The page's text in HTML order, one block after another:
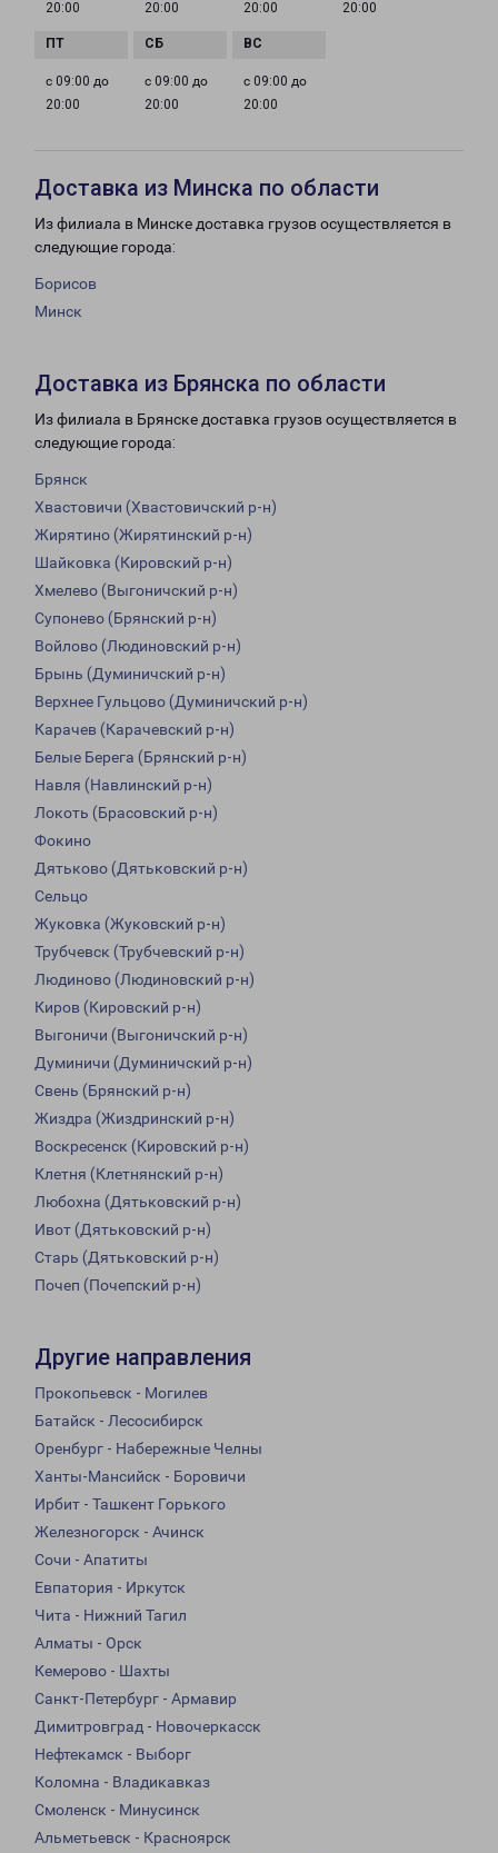
20:00
20:00
20:00
20:00
с 09:00 до
20:00
с 09:00 до
20:00
с 09:00 до
20:00
Доставка из Минска по области
Из филиала в Минске доставка грузов осуществляется в
следующие города:
Борисов
Минск
Доставка из Брянска по области
Из филиала в Брянске доставка грузов осуществляется в
следующие города:
Брянск
Хвастовичи (Хвастовичский р-н)
Жирятино (Жирятинский р-н)
Шайковка (Кировский р-н)
Хмелево (Выгоничский р-н)
Супонево (Брянский р-н)
Войлово (Людиновский р-н)
Брынь (Думиничский р-н)
Верхнее Гульцово (Думиничский р-н)
Карачев (Карачевский р-н)
Белые Берега (Брянский р-н)
Навля (Навлинский р-н)
Локоть (Брасовский р-н)
Фокино
Дятьково (Дятьковский р-н)
Сельцо
Жуковка (Жуковский р-н)
Трубчевск (Трубчевский р-н)
Людиново (Людиновский р-н)
Киров (Кировский р-н)
Выгоничи (Выгоничский р-н)
Думиничи (Думиничский р-н)
Свень (Брянский р-н)
Жиздра (Жиздринский р-н)
Воскресенск (Кировский р-н)
Клетня (Клетнянский р-н)
Любохна (Дятьковский р-н)
Ивот (Дятьковский р-н)
Старь (Дятьковский р-н)
Почеп (Почепский р-н)
Другие направления
Прокопьевск - Могилев
Батайск - Лесосибирск
Оренбург - Набережные Челны
Ханты-Мансийск - Боровичи
Ирбит - Ташкент Горького
Железногорск - Ачинск
Сочи - Апатиты
Евпатория - Иркутск
Чита - Нижний Тагил
Алматы - Орск
Кемерово - Шахты
Санкт-Петербург - Армавир
Димитровград - Новочеркасск
Нефтекамск - Выборг
Коломна - Владикавказ
Смоленск - Минусинск
Альметьевск - Красноярск